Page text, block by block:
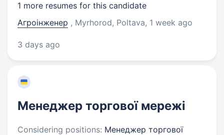
1 more resumes for this candidate
Агроінженер , Myrhorod, Poltava, 1 week ago
3 days ago
Менеджер торгової мережі
Considering positions: Менеджер торгової